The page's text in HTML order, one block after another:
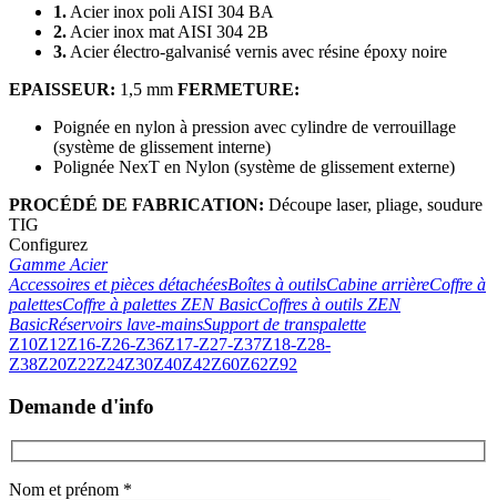
1. Acier inox poli AISI 304 BA
2. Acier inox mat AISI 304 2B
3. Acier électro-galvanisé vernis avec résine époxy noire
EPAISSEUR: 1,5 mm FERMETURE:
Poignée en nylon à pression avec cylindre de verrouillage
(système de glissement interne)
Polignée NexT en Nylon (système de glissement externe)
PROCÉDÉ DE FABRICATION: Découpe laser, pliage, soudure
TIG
Configurez
Gamme Acier
Accessoires et pièces détachéesBoîtes à outilsCabine arrièreCoffre à
palettesCoffre à palettes ZEN BasicCoffres à outils ZEN
BasicRéservoirs lave-mainsSupport de transpalette
Z10Z12Z16-Z26-Z36Z17-Z27-Z37Z18-Z28-
Z38Z20Z22Z24Z30Z40Z42Z60Z62Z92
Demande d'info
Nom et prénom *